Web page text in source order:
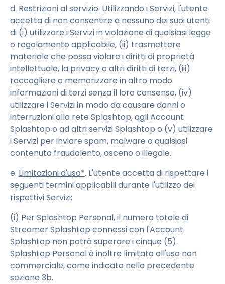
d. Restrizioni al servizio. Utilizzando i Servizi, l'utente
accetta di non consentire a nessuno dei suoi utenti
di (i) utilizzare i Servizi in violazione di qualsiasi legge
o regolamento applicabile, (ii) trasmettere
materiale che possa violare i diritti di proprietà
intellettuale, la privacy o altri diritti di terzi, (iii)
raccogliere o memorizzare in altro modo
informazioni di terzi senza il loro consenso, (iv)
utilizzare i Servizi in modo da causare danni o
interruzioni alla rete Splashtop, agli Account
Splashtop o ad altri servizi Splashtop o (v) utilizzare
i Servizi per inviare spam, malware o qualsiasi
contenuto fraudolento, osceno o illegale.
e. Limitazioni d'uso*. L'utente accetta di rispettare i
seguenti termini applicabili durante l'utilizzo dei
rispettivi Servizi:
(i) Per Splashtop Personal, il numero totale di
Streamer Splashtop connessi con l'Account
Splashtop non potrà superare i cinque (5).
Splashtop Personal è inoltre limitato all'uso non
commerciale, come indicato nella precedente
sezione 3b.